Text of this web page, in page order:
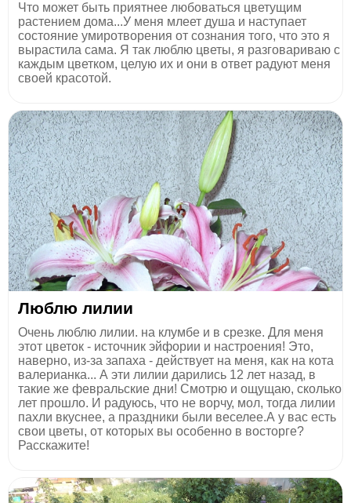
Что может быть приятнее любоваться цветущим
растением дома...У меня млеет душа и наступает
состояние умиротворения от сознания того, что это я
вырастила сама. Я так люблю цветы, я разговариваю с
каждым цветком, целую их и они в ответ радуют меня
своей красотой.
Люблю лилии
Очень люблю лилии. на клумбе и в срезке. Для меня
этот цветок - источник эйфории и настроения! Это,
наверно, из-за запаха - действует на меня, как на кота
валерианка... А эти лилии дарились 12 лет назад, в
такие же февральские дни! Смотрю и ощущаю, сколько
лет прошло. И радуюсь, что не ворчу, мол, тогда лилии
пахли вкуснее, а праздники были веселее.А у вас есть
свои цветы, от которых вы особенно в восторге?
Расскажите!